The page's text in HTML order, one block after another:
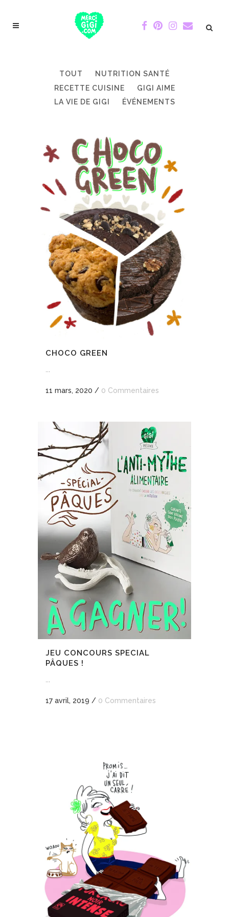
TOUT
NUTRITION SANTÉ
RECETTE CUISINE
GIGI AIME
LA VIE DE GIGI
ÉVÉNEMENTS
CHOCO GREEN
...
11 mars, 2020 / 0 Commentaires
JEU CONCOURS SPECIAL
PÂQUES !
17 avril, 2019 / 0 Commentaires